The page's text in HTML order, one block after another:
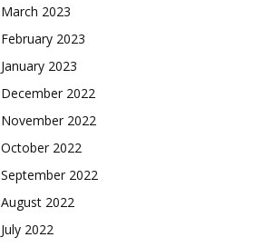
March 2023
February 2023
January 2023
December 2022
November 2022
October 2022
September 2022
August 2022
July 2022